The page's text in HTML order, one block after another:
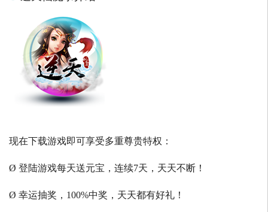
现在下载游戏即可享受多重尊贵特权：
Ø 登陆游戏每天送元宝，连续7天，天天不断！
Ø 幸运抽奖，100%中奖，天天都有好礼！